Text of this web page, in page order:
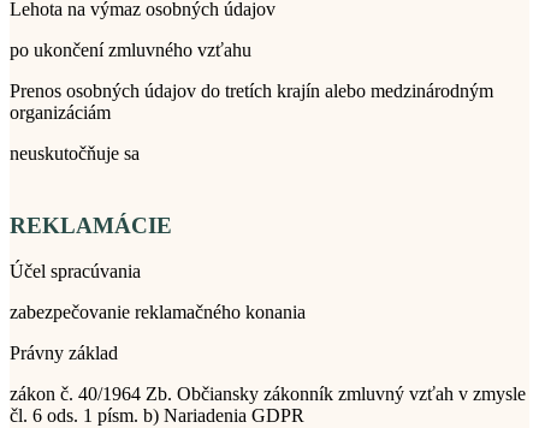
Lehota na výmaz osobných údajov
po ukončení zmluvného vzťahu
Prenos osobných údajov do tretích krajín alebo medzinárodným
organizáciám
neuskutočňuje sa
REKLAMÁCIE
Účel spracúvania
zabezpečovanie reklamačného konania
Právny základ
zákon č. 40/1964 Zb. Občiansky zákonník zmluvný vzťah v zmysle
čl. 6 ods. 1 písm. b) Nariadenia GDPR